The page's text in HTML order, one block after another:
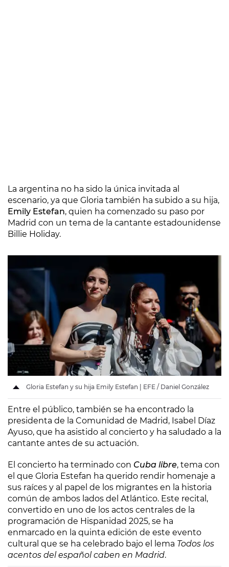
La argentina no ha sido la única invitada al
escenario, ya que Gloria también ha subido a su hija,
Emily Estefan, quien ha comenzado su paso por
Madrid con un tema de la cantante estadounidense
Billie Holiday.
Gloria Estefan y su hija Emily Estefan | EFE / Daniel González
Entre el público, también se ha encontrado la
presidenta de la Comunidad de Madrid, Isabel Díaz
Ayuso, que ha asistido al concierto y ha saludado a la
cantante antes de su actuación.
El concierto ha terminado con Cuba libre, tema con
el que Gloria Estefan ha querido rendir homenaje a
sus raíces y al papel de los migrantes en la historia
común de ambos lados del Atlántico. Este recital,
convertido en uno de los actos centrales de la
programación de Hispanidad 2025, se ha
enmarcado en la quinta edición de este evento
cultural que se ha celebrado bajo el lema Todos los
acentos del español caben en Madrid.